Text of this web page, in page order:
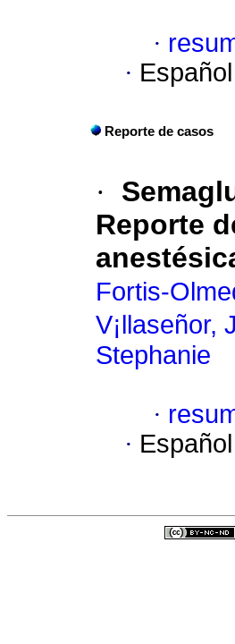
·
·
Reporte de casos
·
Reporte
Fortis-
V¡llaseñor,
Stephanie
·
·